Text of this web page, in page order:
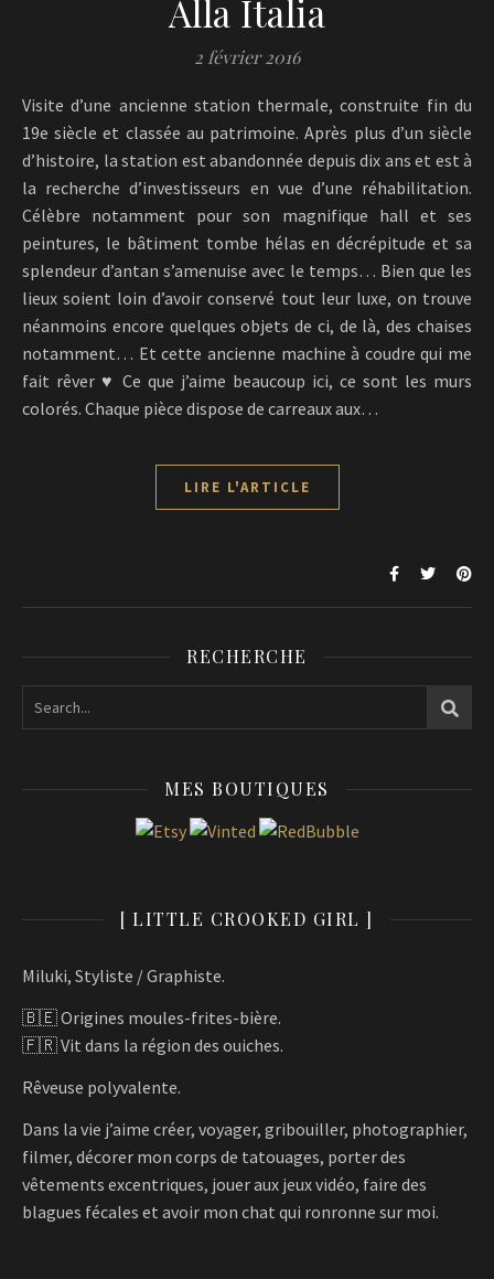
Alla Italia
2 février 2016
Visite d’une ancienne station thermale, construite fin du
19e siècle et classée au patrimoine. Après plus d’un siècle
d’histoire, la station est abandonnée depuis dix ans et est à
la recherche d’investisseurs en vue d’une réhabilitation.
Célèbre notamment pour son magnifique hall et ses
peintures, le bâtiment tombe hélas en décrépitude et sa
splendeur d’antan s’amenuise avec le temps… Bien que les
lieux soient loin d’avoir conservé tout leur luxe, on trouve
néanmoins encore quelques objets de ci, de là, des chaises
notamment… Et cette ancienne machine à coudre qui me
fait rêver ♥ Ce que j’aime beaucoup ici, ce sont les murs
colorés. Chaque pièce dispose de carreaux aux…
LIRE L'ARTICLE
RECHERCHE
MES BOUTIQUES
[ LITTLE CROOKED GIRL ]
Miluki, Styliste / Graphiste.
🇧🇪 Origines moules-frites-bière.
🇫🇷 Vit dans la région des ouiches.
Rêveuse polyvalente.
Dans la vie j’aime créer, voyager, gribouiller, photographier,
filmer, décorer mon corps de tatouages, porter des
vêtements excentriques, jouer aux jeux vidéo, faire des
blagues fécales et avoir mon chat qui ronronne sur moi.